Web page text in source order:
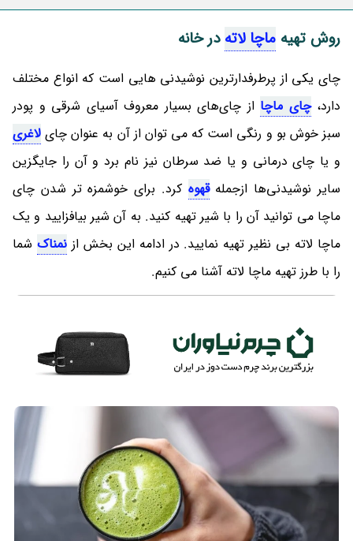
روش تهیه ماچا لاته در خانه
چای یکی از پرطرفدارترین نوشیدنی هایی است که انواع مختلف
دارد،چای ماچا از چای‌های بسیار معروف آسیای شرقی و پودر
سبز خوش بو و رنگی است که می توان از آن به عنوان چای لاغری
و یا چای درمانی و یا ضد سرطان نیز نام برد و آن را جایگزین
سایر نوشیدنی‌ها ازجملهقهوه کرد. برای خوشمزه تر شدن چای
ماچا می توانید آن را با شیر تهیه کنید. به آن شیر بیافزایید و یک
ماچا لاته بی نظیر تهیه نمایید. در ادامه این بخش ازنمناک شما
را با طرز تهیه ماچا لاته آشنا می کنیم.